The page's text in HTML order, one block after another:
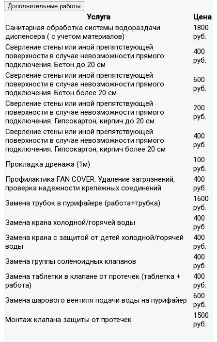
Дополнительные работы
Услуга
Цена
Санитарная обработка системы водораздачи
диспенсера ( с учетом материалов)
1800
руб.
Сверление стены или иной препятствующей
поверхности в случае невозможности прямого
подключения. Бетон до 20 см
400
руб.
Сверление стены или иной препятствующей
поверхности в случае невозможности прямого
подключения. Бетон более 20 см
600
руб.
Сверление стены или иной препятствующей
поверхности в случае невозможности прямого
подключения. Гипсокартон, кирпич до 20 см
200
руб.
Сверление стены или иной препятствующей
поверхности в случае невозможности прямого
подключения. Гипсокартон, кирпич более 20 см
400
руб.
Прокладка дренажа (1м)
100
руб.
Профилактика FAN COVER. Удаление загрязнений,
проверка надежности крепежных соединений
400
руб.
Замена трубок в пурифайере (работа+трубка)
1600
руб.
Замена крана холодной/горячей воды
400
руб.
Замена крана с защитой от детей холодной/горячей
воды
400
руб.
Замена группы соленоидных клапанов
400
руб.
Замена таблетки в клапане от протечек (таблетка +
работа)
400
руб.
Замена шарового вентиля подачи воды на пурифайер
600
руб.
Монтаж клапана защиты от протечек
1500
руб.